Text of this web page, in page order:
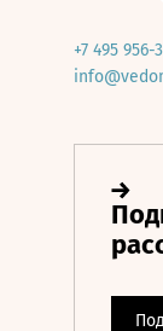
+7 495 956-